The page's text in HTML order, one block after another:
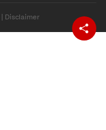
Disclaimer